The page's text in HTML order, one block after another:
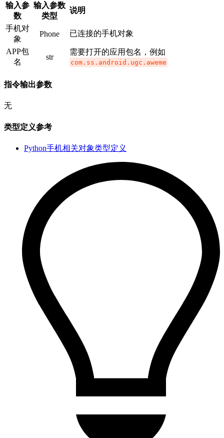
输入参
数
输入参数
类型
说明
手机对
象
Phone 已连接的手机对象
APP包
名
str
需要打开的应用包名，例如
com.ss.android.ugc.aweme
指令输出参数
无
类型定义参考
Python手机相关对象类型定义